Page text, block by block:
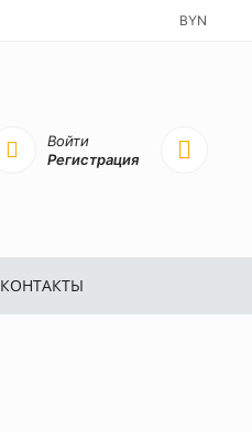
BYN
Войти
Регистрация
КОНТАКТЫ